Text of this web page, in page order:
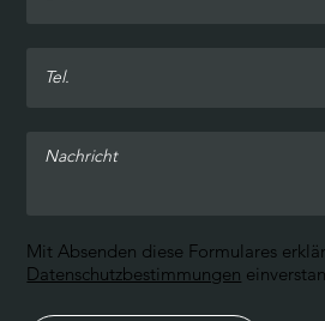
Mit Absenden diese Formulares
Datenschutzbestimmungen